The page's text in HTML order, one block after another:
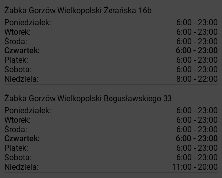
Żabka Gorzów Wielkopolski Żerańska 16b
Poniedziałek:
6:00 - 23:00
Wtorek:
6:00 - 23:00
Środa:
6:00 - 23:00
Czwartek:
6:00 - 23:00
Piątek:
6:00 - 23:00
Sobota:
6:00 - 23:00
Niedziela:
8:00 - 22:00
Żabka Gorzów Wielkopolski Bogusławskiego 33
Poniedziałek:
6:00 - 23:00
Wtorek:
6:00 - 23:00
Środa:
6:00 - 23:00
Czwartek:
6:00 - 23:00
Piątek:
6:00 - 23:00
Sobota:
6:00 - 23:00
Niedziela:
11:00 - 20:00